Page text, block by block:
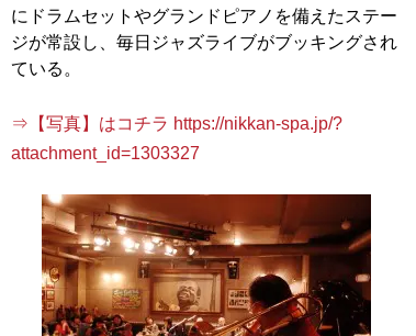
にドラムセットやグランドピアノを備えたステー
ジが常設し、毎日ジャズライブがブッキングされ
ている。
⇒【写真】はコチラ https://nikkan-spa.jp/?
attachment_id=1303327